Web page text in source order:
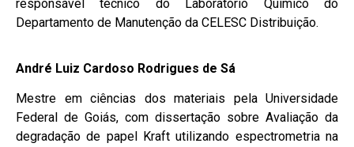
responsável técnico do Laboratório Químico do
Departamento de Manutenção da CELESC Distribuição.
André Luiz Cardoso Rodrigues de Sá
Mestre em ciências dos materiais pela Universidade
Federal de Goiás, com dissertação sobre Avaliação da
degradação de papel Kraft utilizando espectrometria na